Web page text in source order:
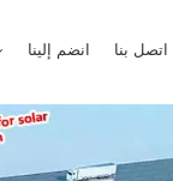
انضم إلينا اتصل بنا